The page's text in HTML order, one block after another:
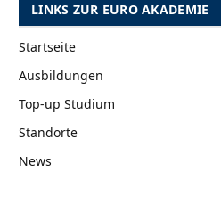
LINKS ZUR EURO AKADEMIE
Startseite
Ausbildungen
Top-up Studium
Standorte
News